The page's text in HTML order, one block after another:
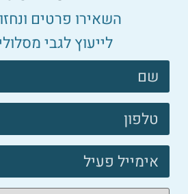
השאירו פרטים
לייעוץ לגבי
צרו
קשר
פוטר